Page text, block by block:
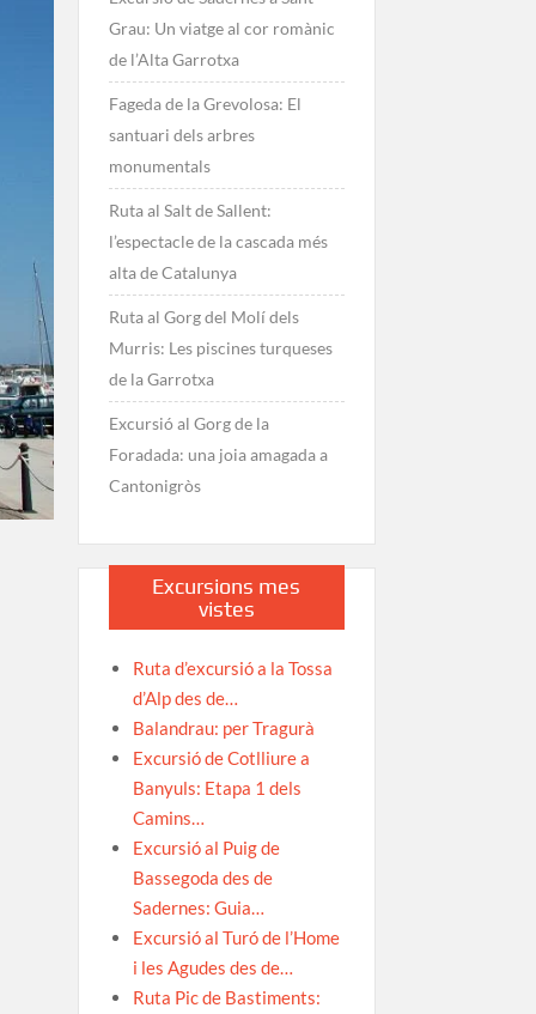
Grau: Un viatge al cor romànic
de l’Alta Garrotxa
Fageda de la Grevolosa: El
santuari dels arbres
monumentals
Ruta al Salt de Sallent:
l’espectacle de la cascada més
alta de Catalunya
Ruta al Gorg del Molí dels
Murris: Les piscines turqueses
de la Garrotxa
Excursió al Gorg de la
Foradada: una joia amagada a
Cantonigròs
Excursions mes
vistes
Ruta d’excursió a la Tossa
d’Alp des de…
Balandrau: per Tragurà
Excursió de Cotlliure a
Banyuls: Etapa 1 dels
Camins…
Excursió al Puig de
Bassegoda des de
Sadernes: Guia…
Excursió al Turó de l’Home
i les Agudes des de…
Ruta Pic de Bastiments: